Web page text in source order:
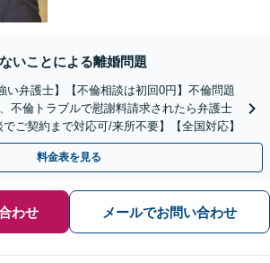
いことによる離婚問題
い弁護士】【不倫相談は初回0円】不倫問題
不倫トラブルで慰謝料請求されたら弁護士
ご契約まで対応可/来所不要】【全国対応】
料金表を見る
わせ メールでお問い合わせ